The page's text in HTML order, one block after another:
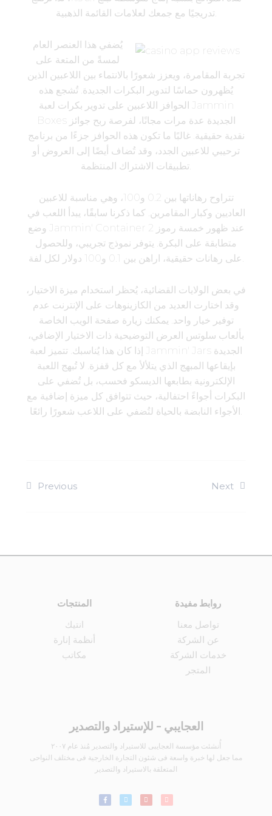
تدريجيًا مع جمعك لعلامات القائمة الذهبية.
يُضفي هذا العنصر العام
لمسةً من المتعة على
تجربة المقامرة، ويعزز شعورًا بالانتماء بين اللاعبين الذين
يُظهرون حماسًا لتدوير البكرات الجديدة. تُشجع هذه
الحوافز اللاعبين على تدوير بكرات لعبة Jammin
Boxes الجديدة عدة مرات مجانًا، لفرصة ربح جوائز
نقدية حقيقية. غالبًا ما تكون هذه الحوافز جزءًا من برنامج
ترحيبي للاعبين الجدد، وقد تُضاف أيضًا إلى العروض أو
تتراوح رهاناتها بين 0.2 و100، وهي مناسبة للاعبين
العاديين وكبار المقامرين. كما ذكرنا سابقًا، يبدأ اللعب في
وضع Jammin' Container 2 عند ظهور خمسة رموز
متطابقة على البكرة. يتوفر نموذج تجريبي، وللحصول
على رهانات حقيقية، اراهن بين 0.1 و100 دولار لكل لفة.
في بعض الولايات القضائية، يُحظر استخدام ميزة الاختيار،
وقد اختارت العديد من الكازينوهات على الإنترنت عدم
توفير خيار واحد. يمكنك زيارة صفحة الويب الخاصة
بألعاب سلوتس العرض التوضيحية ذات الاختيار الإضافي،
إذا كان هذا يُناسبك. تتميز لعبة Jammin' Jars الجديدة
بإيقاعها المبهج الذي يتلألأ مع كل قفزة. لا تُبهج اللعبة
الإلكترونية بطابعها الديسكو فحسب، بل تُضفي على
البكرات أجواءً احتفالية، حيث تتوافق كل ميزة إضافية مع
الأجواء النابضة بالحياة لتُضفي على اللاعب شعورًا رائعًا.
Previous Next
المنتجات
انتيك
أنظمة إنارة
مكاتب
روابط مفيدة
تواصل معنا
عن الشركة
خدمات الشركة
المتجر
العجايبي - للإستيراد والتصدير
أُنشئت مؤسسة العجايبى للاستيراد والتصدير مُنذ عام ٢٠٠٧
مما جعل لها خبرة واسعة فى شئون التجارة الخارجية فى مختلف النواحى
المتعلقة بالاستيراد والتصدير